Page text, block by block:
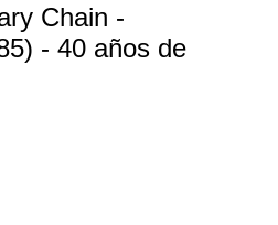
Chain -
- 40 años de